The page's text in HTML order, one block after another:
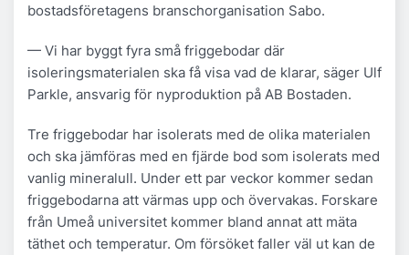
bostadsföretagens branschorganisation Sabo.
— Vi har byggt fyra små friggebodar där
isoleringsmaterialen ska få visa vad de klarar, säger Ulf
Parkle, ansvarig för nyproduktion på AB Bostaden.
Tre friggebodar har isolerats med de olika materialen
och ska jämföras med en fjärde bod som isolerats med
vanlig mineralull. Under ett par veckor kommer sedan
friggebodarna att värmas upp och övervakas. Forskare
från Umeå universitet kommer bland annat att mäta
täthet och temperatur. Om försöket faller väl ut kan de